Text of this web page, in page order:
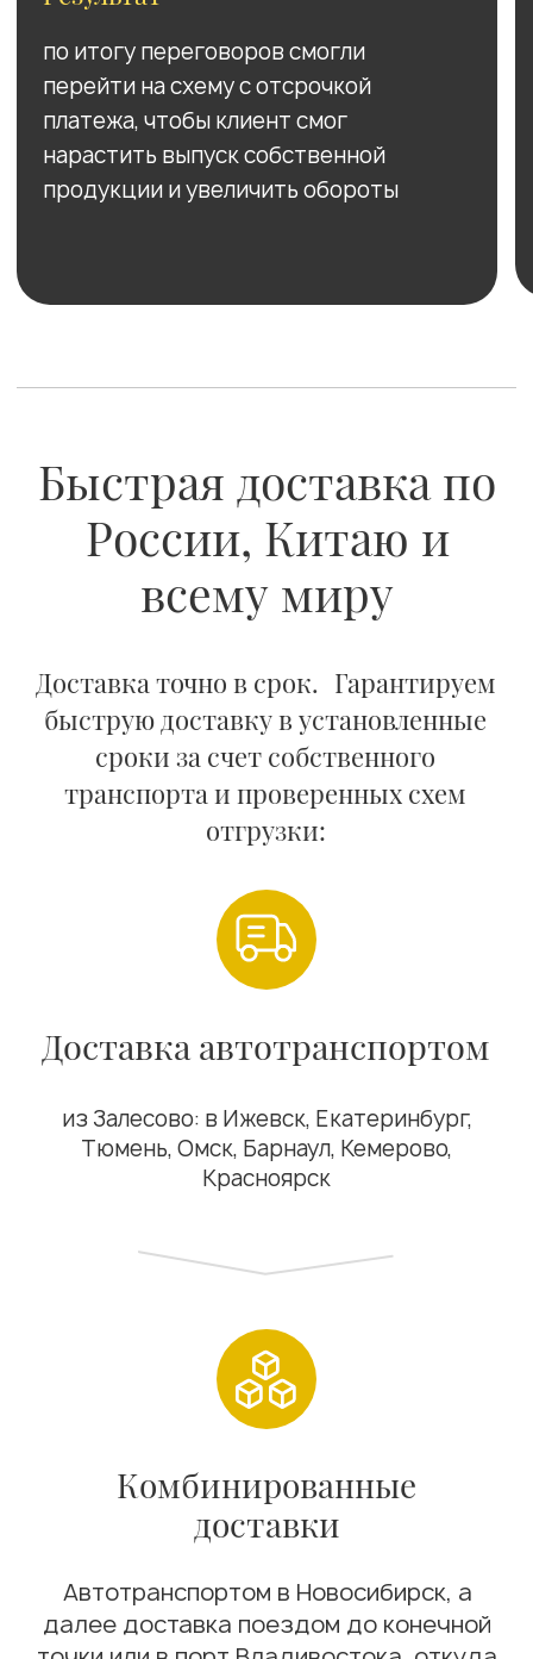
Оставьте заявку онлайн
+7 (905) 980-30-80
Менеджер ответит на
Отправляем подробное КП с
ценами, сроками и условиями
Согласование
Обсуждаем детали контракта,
базисы поставки и другие
необходимые условия с учетом
Заключение договора
Отправляем подробное КП с
ценами, сроками и условиями
Гибкие условия и способы оплаты,
согласовываются индивидуально
Доставка
течение 1 дня
Организуем доставку по РФ и
транспортом или оговоренным
Лицензии и
сертификаты